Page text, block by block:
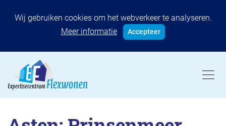
Wij gebruiken cookies om het webverkeer te analyseren.
Meer informatie
Accepteer